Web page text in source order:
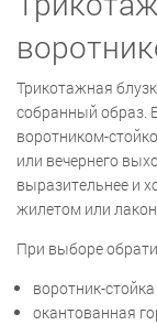
Трикотажная
собранный образ.
воротником-
или вечернего
выразительнее и
жилетом или
При выборе
воротник-
окантованная